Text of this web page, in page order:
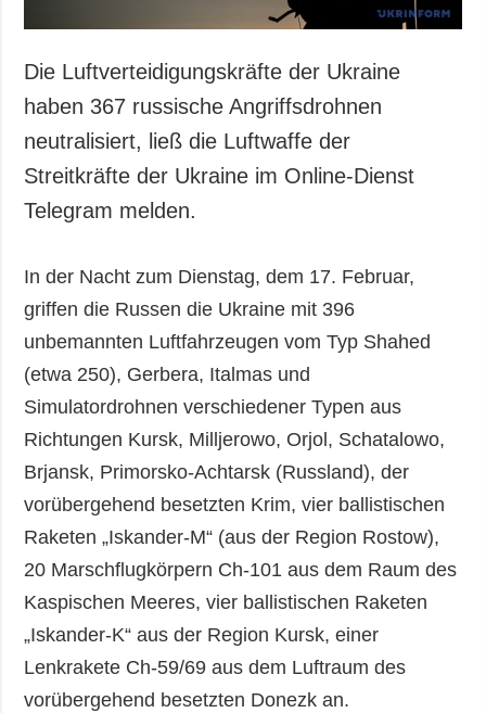
Die Luftverteidigungskräfte der Ukraine
haben 367 russische Angriffsdrohnen
neutralisiert, ließ die Luftwaffe der
Streitkräfte der Ukraine im Online-Dienst
Telegram melden.
In der Nacht zum Dienstag, dem 17. Februar,
griffen die Russen die Ukraine mit 396
unbemannten Luftfahrzeugen vom Typ Shahed
(etwa 250), Gerbera, Italmas und
Simulatordrohnen verschiedener Typen aus
Richtungen Kursk, Milljerowo, Orjol, Schatalowo,
Brjansk, Primorsko-Achtarsk (Russland), der
vorübergehend besetzten Krim, vier ballistischen
Raketen „Iskander-M“ (aus der Region Rostow),
20 Marschflugkörpern Ch-101 aus dem Raum des
Kaspischen Meeres, vier ballistischen Raketen
„Iskander-K“ aus der Region Kursk, einer
Lenkrakete Ch-59/69 aus dem Luftraum des
vorübergehend besetzten Donezk an.